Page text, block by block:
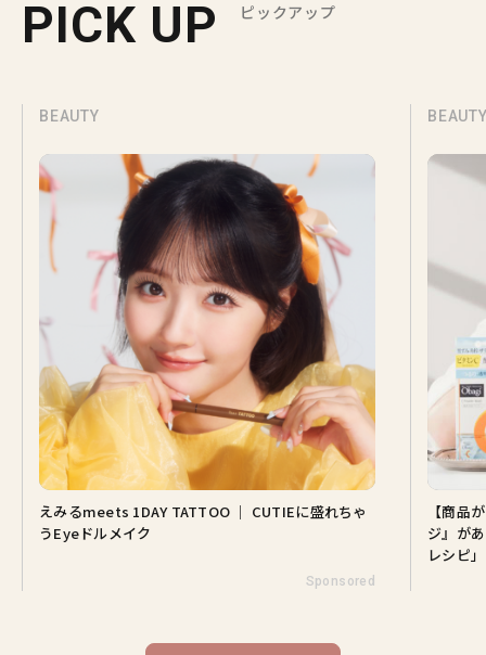
PICK UP ピックアップ
BEAUTY
【商品が当たる♡】この肌でいられるのは『オバ
ジ』があるから。山田涼介さんと選ぶ「Myオバジ
Sponsored
【夏ヘ
♡ ドラ
スタイ